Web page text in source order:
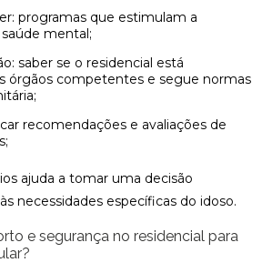
mental;
órgãos competentes e segue normas
ajuda a tomar uma decisão
necessidades específicas do idoso.
e segurança no residencial para